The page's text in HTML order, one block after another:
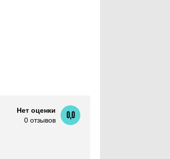
Нет оценки
0 отзывов
0,0